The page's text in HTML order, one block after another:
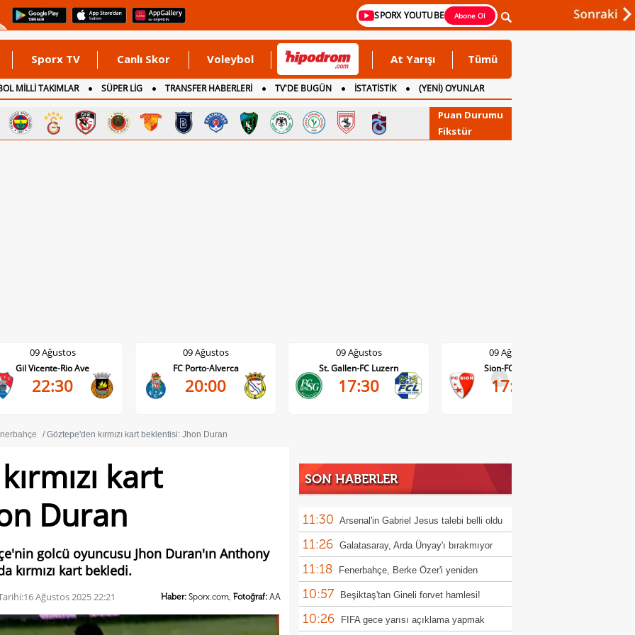
SPORX YOUTUBE Abone Ol
Sporx TV Canlı Skor Voleybol At Yarışı Tümü
MİLLİ TAKIMLAR SÜPER LİG TRANSFER HABERLERİ TV'DE BUGÜN İSTATİSTİK
(YENİ) OYUNLAR
Puan Durumu
Fikstür
09 Ağustos
FC Porto-Alverca
20:00
09 Ağustos
St. Gallen-FC Luzern
17:30
09 Ağustos
Sion-FC Vaduz
17:30
09 Ağustos
Basel-Thun
17:30
>
Göztepe'den kırmızı kart beklentisi: Jhon Duran
kart
Duran
golcü oyuncusu Jhon Duran'ın Anthony
kırmızı kart bekledi.
16 Ağustos 2025 22:21 Haber: Sporx.com, Fotoğraf: AA
SON HABERLER
11:30 Arsenal'in Gabriel Jesus talebi belli oldu
11:26 Galatasaray, Arda Ünyay'ı bırakmıyor
11:18 Fenerbahçe, Berke Özer'i yeniden
kadrosuna katmak istiyor
10:57 Beşiktaş'tan Gineli forvet hamlesi!
10:26 FIFA gece yarısı açıklama yapmak